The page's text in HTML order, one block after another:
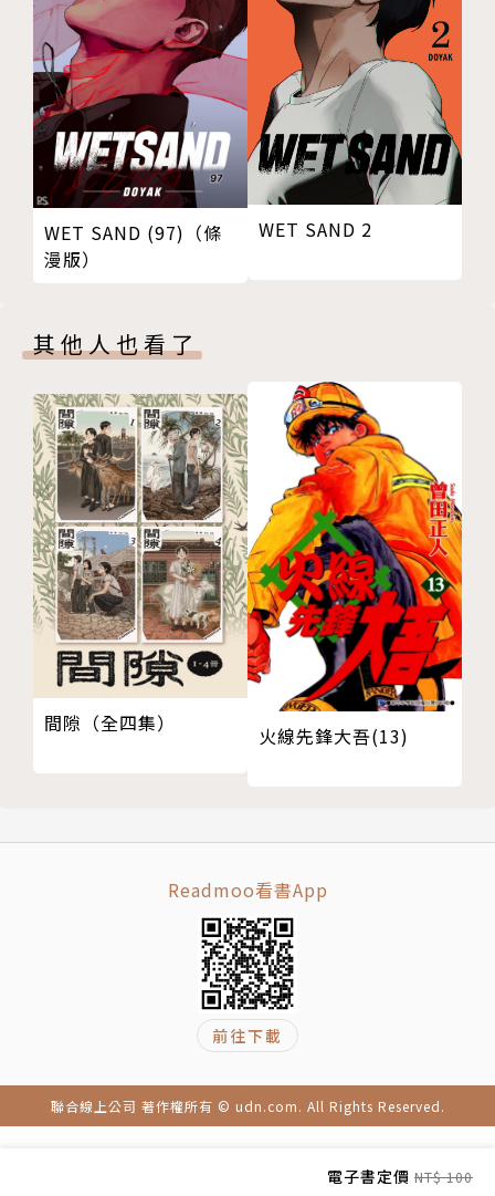
電子書定價 NT$ 100
WET SAND (97)（條
漫版）
WET SAND 2
其他人也看了
間隙（全四集） 火線先鋒大吾(13)
Readmoo看書App
前往下載
聯合線上公司 著作權所有 © udn.com. All Rights Reserved.